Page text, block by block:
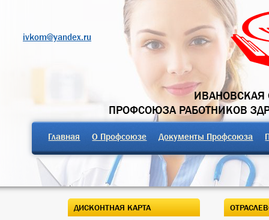
ivkom@yandex.ru
ИВАНОВСКАЯ
ПРОФСОЮЗА РАБОТНИКОВ
Главная О Профсоюзе Документы Профсоюза
ДИСКОНТНАЯ КАРТА